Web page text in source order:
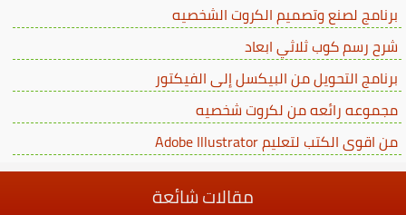
برنامج لصنع وتصميم الكروت الشخصيه
شرح رسم كوب ثلاثي ابعاد
برنامج التحويل من البيكسل إلى الفيكتور
مجموعه رائعه من لكروت شخصيه
من اقوى الكتب لتعليم Adobe Illustrator
مقالات شائعة